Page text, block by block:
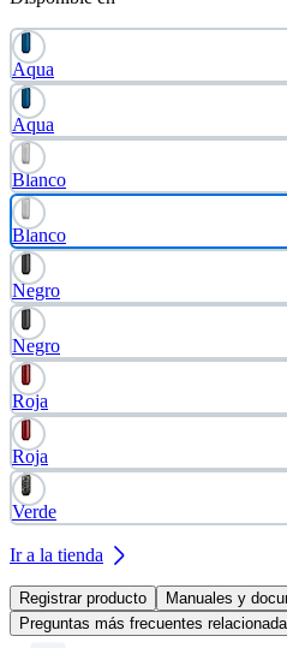
Aqua
Aqua
Blanco
Blanco
Negro
Negro
Roja
Roja
Verde
Ir a la tienda
Registrar producto
Manuales y
Preguntas más frecuentes